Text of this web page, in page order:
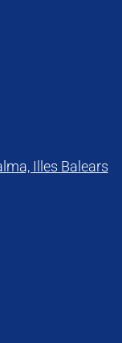
Illes Balears